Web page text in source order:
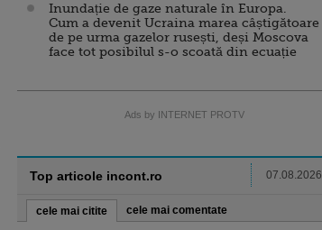
Inundație de gaze naturale în Europa.
Cum a devenit Ucraina marea câștigătoare
de pe urma gazelor rusești, deși Moscova
face tot posibilul s-o scoată din ecuație
Ads by INTERNET PROTV
Top articole incont.ro 07.08.2026
cele mai citite cele mai comentate